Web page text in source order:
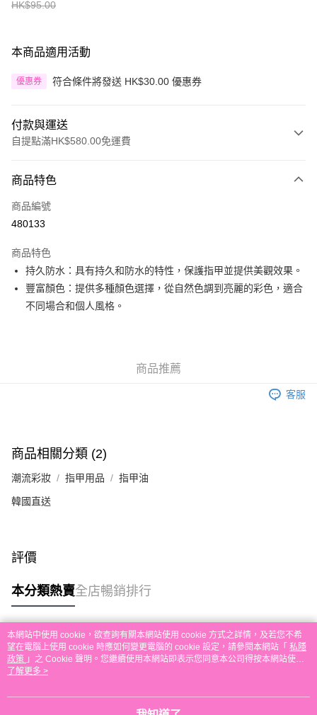
HK$95.00
本商品適用活動
優惠券 符合條件將發送 HK$30.00 優惠券
付款與運送
自提點滿HK$580.00免運費
信用卡
Apple Pay
AlipayHK
PayMe
eshop@colourmix-cosmetics.com** **我們不會處理沒有提供存款單據的訂
每筆HK$30.00，滿HK$580.00或以上免運費
門市自取
商品特色
商品編號
480133
商品特色
持久防水：具有持久和防水的特性，保護指甲並提供美觀效果。
豐富顏色：提供多種顏色選擇，從自然色調到亮麗的彩色，適合
不同場合和個人風格。
商品推薦
客服
商品相關分類 (2)
潮流彩妝 指甲用品 指甲油
韓國直送
評價
本分類熱賣全店暢銷排行
熱門標籤
熱銷排行
本網站中使用 cookie，欲查詢有關本網站使用 cookie 方式之詳情，及若您不希
望在電腦上使用 cookie 時應如何變更電腦的 cookie 設定，請參閱本網站「 私隱
政策 」之 Cookie 聲明。您繼續使用本網站即表示您同意本公司得按本網站使用
條款之 Cookie 聲明使用 cookie。
了解更多 >